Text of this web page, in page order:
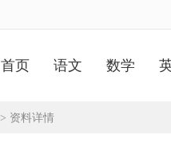
首页 语文 数学
> 资料详情